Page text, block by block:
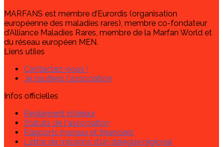
MARFANS est membre d’Eurordis (organisation
européenne des maladies rares), membre co-fondateur
d’Alliance Maladies Rares, membre de la Marfan World et
du réseau européen MEN.
Liens utiles
Contactez-nous !
Je soutiens l'association
Infos officielles
Règlement intérieur
Statuts de l'association
Rapports moraux et financiers
Lettre de missions d'un délégué régional